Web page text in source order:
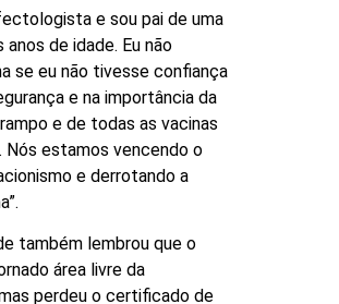
e sou pai de uma
de idade. Eu não
se eu não tivesse confiança
e na importância da
e de todas as vacinas
Nós estamos vencendo o
e derrotando a
também lembrou que o
área livre da
perdeu o certificado de